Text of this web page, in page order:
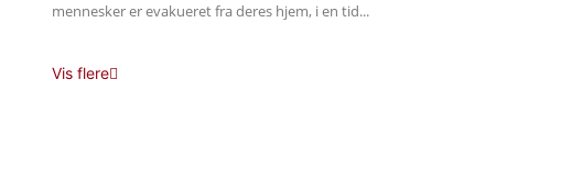
mennesker er evakueret fra deres hjem, i en tid...
Vis flere